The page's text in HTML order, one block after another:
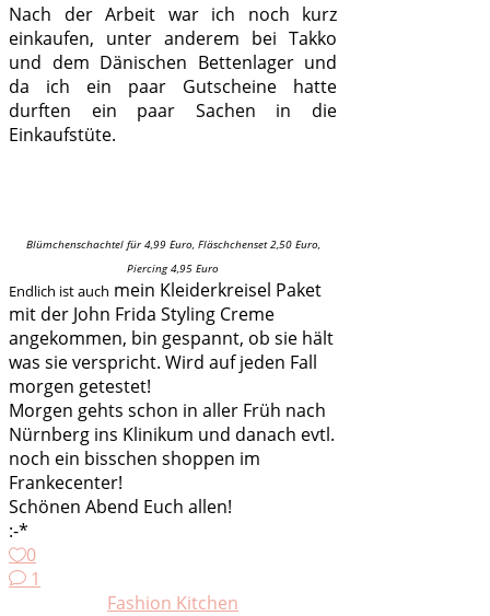
Nach der Arbeit war ich noch kurz
einkaufen, unter anderem bei Takko
und dem Dänischen Bettenlager und
da ich ein paar Gutscheine hatte
durften ein paar Sachen in die
Einkaufstüte.
Blümchenschachtel für 4,99 Euro, Fläschchenset 2,50 Euro,
Piercing 4,95 Euro
Endlich ist auch mein Kleiderkreisel Paket
mit der John Frida Styling Creme
angekommen, bin gespannt, ob sie hält
was sie verspricht. Wird auf jeden Fall
morgen getestet!
Morgen gehts schon in aller Früh nach
Nürnberg ins Klinikum und danach evtl.
noch ein bisschen shoppen im
Frankecenter!
Schönen Abend Euch allen!
:-*
0
1
Fashion Kitchen